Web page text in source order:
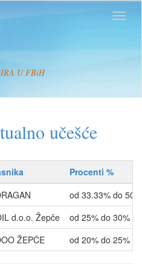
U FBiH
učešće
Procenti %
od 33.33% do 50%
d.o.o. Žepče
od 25% do 30%
ŽEPČE od 20% do 25%